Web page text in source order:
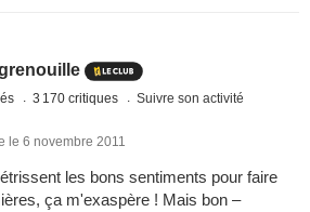
3 170 critiques Suivre son activité
le 6 novembre 2011
les bons sentiments pour faire
ça m'exaspère ! Mais bon –